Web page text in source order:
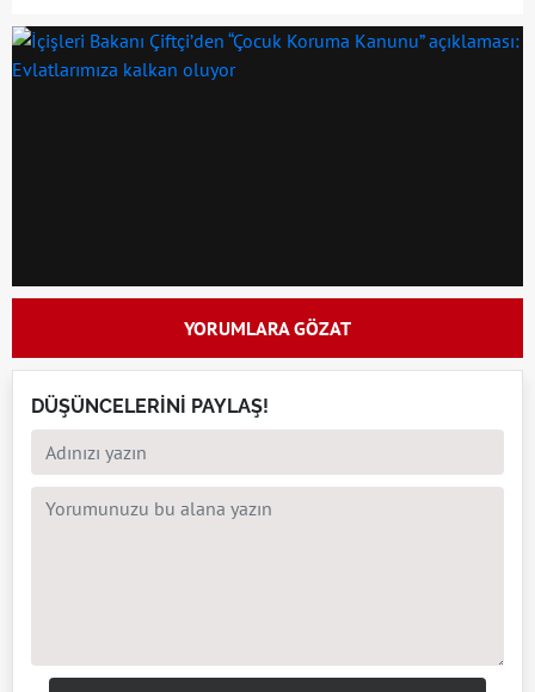
YORUMLARA GÖZAT
DÜŞÜNCELERİNİ PAYLAŞ!